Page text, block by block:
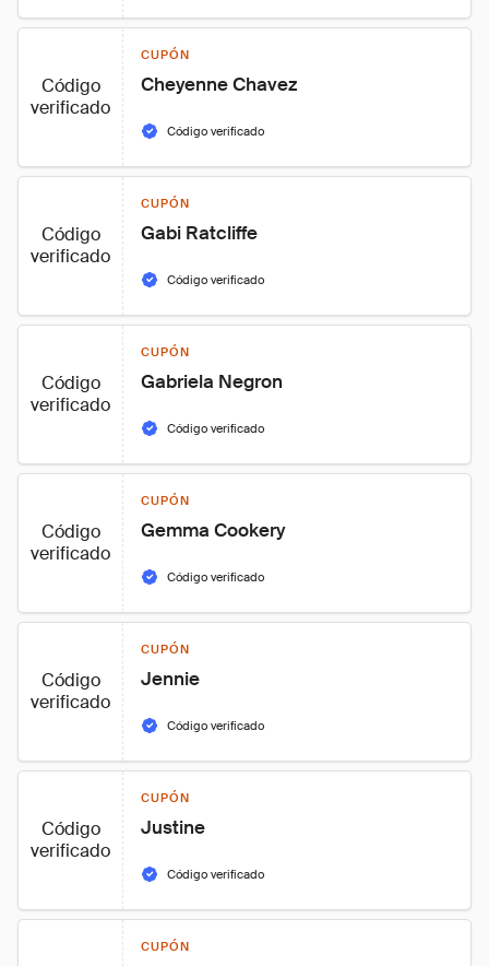
Código
verificado
CUPÓN
Cheyenne Chavez
Código verificado
Código
verificado
CUPÓN
Gabi Ratcliffe
Código verificado
Código
verificado
CUPÓN
Gabriela Negron
Código verificado
Código
verificado
CUPÓN
Gemma Cookery
Código verificado
Código
verificado
CUPÓN
Jennie
Código verificado
Código
verificado
CUPÓN
Justine
Código verificado
CUPÓN